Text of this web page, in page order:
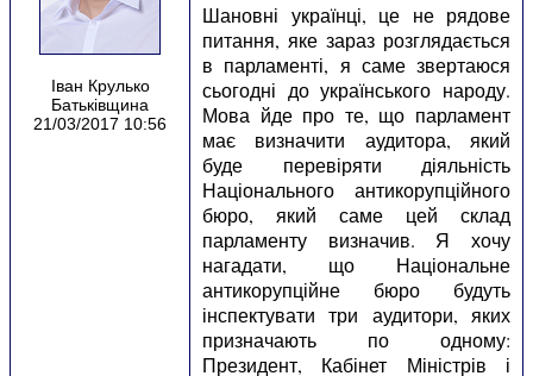
Іван Крулько
Батьківщина
21/03/2017 10:56
Шановні українці, це не рядове
питання, яке зараз розглядається
в парламенті, я саме звертаюся
сьогодні до українського народу.
Мова йде про те, що парламент
має визначити аудитора, який
буде перевіряти діяльність
Національного антикорупційного
бюро, який саме цей склад
парламенту визначив. Я хочу
нагадати, що Національне
антикорупційне бюро будуть
інспектувати три аудитори, яких
призначають по одному:
Президент, Кабінет Міністрів і